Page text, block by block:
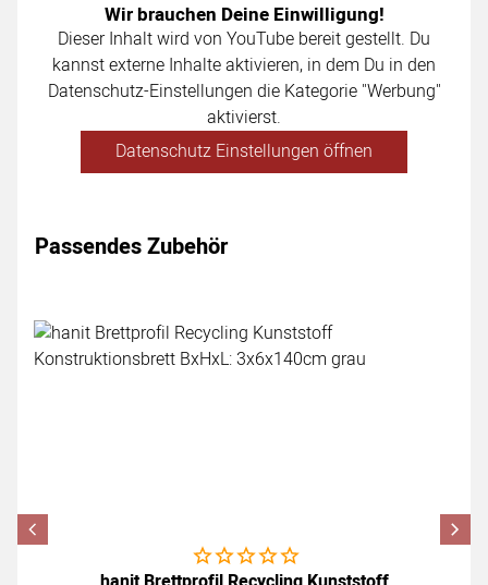
Wir brauchen Deine Einwilligung!
Dieser Inhalt wird von YouTube bereit gestellt. Du
kannst externe Inhalte aktivieren, in dem Du in den
Datenschutz-Einstellungen die Kategorie "Werbung"
aktivierst.
Datenschutz Einstellungen öffnen
Passendes Zubehör
Zubehör überspringen
Noch keine Bewertungen abgegeben